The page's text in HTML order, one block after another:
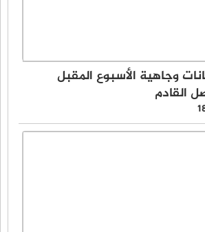
وجاهية الأسبوع المقبل
القادم